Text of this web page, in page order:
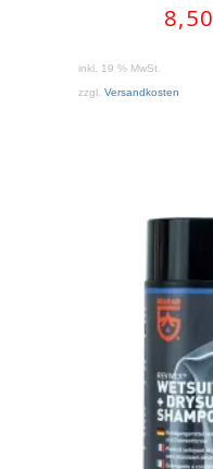
8,50
inkl. 19 % MwSt.
zzgl.Versandkosten